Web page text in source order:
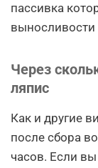
пассивка
выносливости
Через
ляпис
Как и другие
после сбора
часов. Если